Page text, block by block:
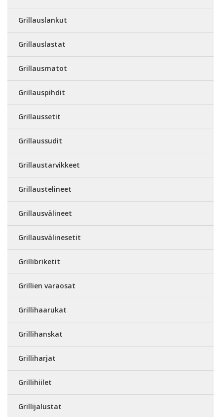
Grillauslankut
Grillauslastat
Grillausmatot
Grillauspihdit
Grillaussetit
Grillaussudit
Grillaustarvikkeet
Grillaustelineet
Grillausvälineet
Grillausvälinesetit
Grillibriketit
Grillien varaosat
Grillihaarukat
Grillihanskat
Grilliharjat
Grillihiilet
Grillijalustat